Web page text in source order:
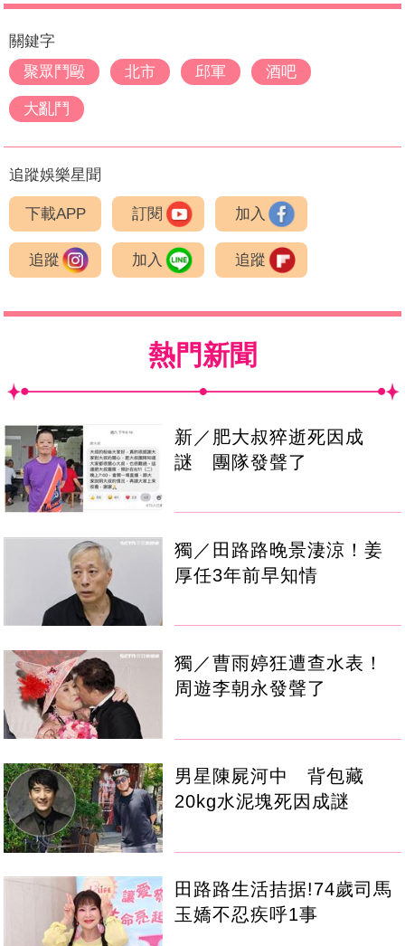
關鍵字
聚眾鬥毆
北市 邱軍 酒吧
大亂鬥
追蹤娛樂星聞
下載APP 訂閱 加入
追蹤 加入 追蹤
熱門新聞
新／肥大叔猝逝死因成
謎 團隊發聲了
獨／田路路晚景淒涼！姜
厚任3年前早知情
獨／曹雨婷狂遭查水表！
周遊李朝永發聲了
男星陳屍河中 背包藏
20kg水泥塊死因成謎
田路路生活拮据!74歲司馬
玉嬌不忍疾呼1事